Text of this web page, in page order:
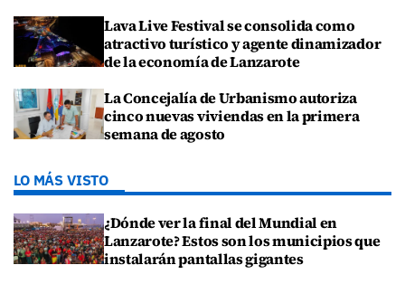
Lava Live Festival se consolida como
atractivo turístico y agente dinamizador
de la economía de Lanzarote
La Concejalía de Urbanismo autoriza
cinco nuevas viviendas en la primera
semana de agosto
LO MÁS VISTO
¿Dónde ver la final del Mundial en
Lanzarote? Estos son los municipios que
instalarán pantallas gigantes